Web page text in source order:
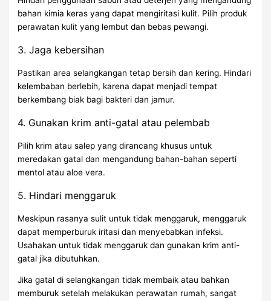
bahan kimia keras yang dapat mengiritasi kulit. Pilih produk
perawatan kulit yang lembut dan bebas pewangi.
3. Jaga kebersihan
Pastikan area selangkangan tetap bersih dan kering. Hindari
kelembaban berlebih, karena dapat menjadi tempat
berkembang biak bagi bakteri dan jamur.
4. Gunakan krim anti-gatal atau pelembab
Pilih krim atau salep yang dirancang khusus untuk
meredakan gatal dan mengandung bahan-bahan seperti
mentol atau aloe vera.
5. Hindari menggaruk
Meskipun rasanya sulit untuk tidak menggaruk, menggaruk
dapat memperburuk iritasi dan menyebabkan infeksi.
Usahakan untuk tidak menggaruk dan gunakan krim anti-
gatal jika dibutuhkan.
Jika gatal di selangkangan tidak membaik atau bahkan
memburuk setelah melakukan perawatan rumah, sangat